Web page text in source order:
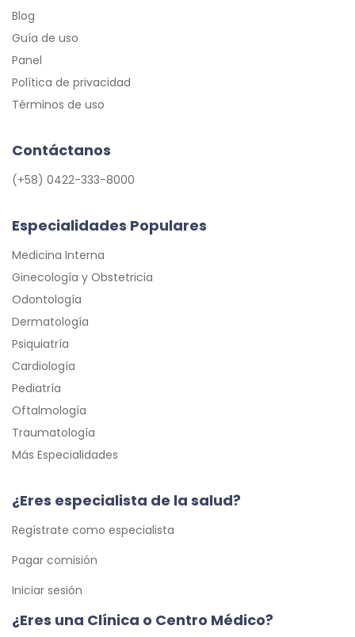
Blog
Guía de uso
Panel
Política de privacidad
Términos de uso
Contáctanos
(+58) 0422-333-8000
Especialidades Populares
Medicina Interna
Ginecología y Obstetricia
Odontología
Dermatología
Psiquiatría
Cardiología
Pediatría
Oftalmología
Traumatología
Más Especialidades
¿Eres especialista de la salud?
Regístrate como especialista
Pagar comisión
Iniciar sesión
¿Eres una Clínica o Centro Médico?